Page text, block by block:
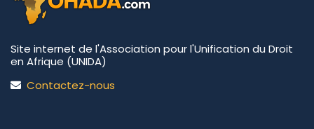
Site internet de l'Association pour l'Unification du Droit
en Afrique (UNIDA)
Contactez-nous